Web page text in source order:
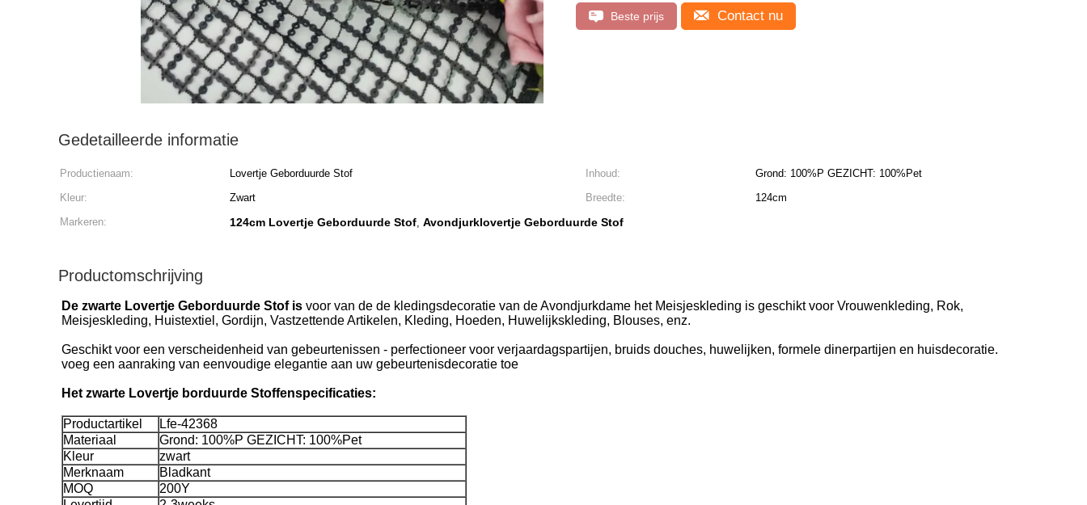
Beste prijs Contact nu
Gedetailleerde informatie
Productienaam: Lovertje Geborduurde Stof Inhoud:
Grond: 100%P GEZICHT: 100%Pet
Kleur:
Zwart Breedte:
124cm
Markeren:
124cm Lovertje Geborduurde Stof, Avondjurklovertje Geborduurde Stof
Productomschrijving
De zwarte Lovertje Geborduurde Stof is voor van de de kledingsdecoratie van de Avondjurkdame het Meisjeskleding is geschikt voor Vrouwenkleding, Rok,
Meisjeskleding, Huistextiel, Gordijn, Vastzettende Artikelen, Kleding, Hoeden, Huwelijkskleding, Blouses, enz.
Geschikt voor een verscheidenheid van gebeurtenissen - perfectioneer voor verjaardagspartijen, bruids douches, huwelijken, formele dinerpartijen en huisdecoratie.
voeg een aanraking van eenvoudige elegantie aan uw gebeurtenisdecoratie toe
Het zwarte Lovertje borduurde Stoffenspecificaties:
Productartikel
Lfe-42368
Materiaal
Grond: 100%P GEZICHT: 100%Pet
Kleur
zwart
Merknaam
Bladkant
MOQ
200Y